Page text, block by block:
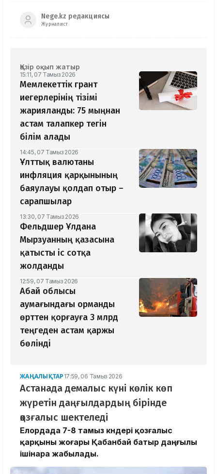
Nege.kz редакциясы
Журналист
Қазір оқып жатыр
15:11, 07 Тамыз 2026
Мемлекеттік грант
иегерлерінің тізімі
жарияланды: 75 мыңнан
астам талапкер тегін
білім алады
14:45, 07 Тамыз 2026
Ұлттық валютаны
инфляция қарқынының
баяулауы қолдап отыр –
сарапшылар
13:30, 07 Тамыз 2026
Фельдшер Ұлдана
Мырзуанның қазасына
қатысты іс сотқа
жолданды
12:59, 07 Тамыз 2026
Абай облысы
аумағындағы орманды
өрттен қорғауға 3 млрд
теңгеден астам қаржы
бөлінді
ЖАҢАЛЫҚТАР 17:59, 06 Тамыз 2026
Астанада демалыс күні көлік көп
жүретін даңғылдардың бірінде
қозғалыс шектеледі
Елордада 7-8 тамыз күндері қозғалыс
қарқыны жоғары Қабанбай батыр даңғылы
ішінара жабылады.